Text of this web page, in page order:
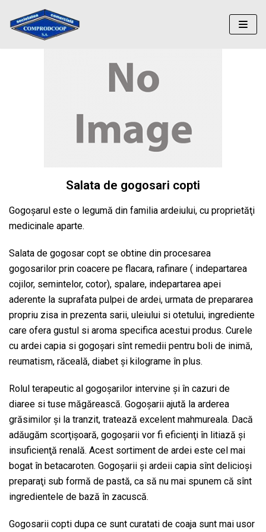
Sari
la
Salata de gogosari copti
Gogoşarul este o legumă din familia ardeiului, cu proprietăţi
medicinale aparte.
Salata de gogosar copt se obtine din procesarea
gogosarilor prin coacere pe flacara, rafinare ( indepartarea
cojilor, semintelor, cotor), spalare, indepartarea apei
aderente la suprafata pulpei de ardei, urmata de prepararea
propriu zisa in prezenta sarii, uleiului si otetului, ingrediente
care ofera gustul si aroma specifica acestui produs. Curele
cu ardei capia si gogoşari sînt remedii pentru boli de inimă,
reumatism, răceală, diabet şi kilograme în plus.
Rolul terapeutic al gogoşarilor intervine şi în cazuri de
diaree si tuse măgărească. Gogoşarii ajută la arderea
grăsimilor şi la tranzit, tratează excelent mahmureala. Dacă
adăugăm scorţişoară, gogoşarii vor fi eficienţi în litiază şi
insuficienţă renală. Acest sortiment de ardei este cel mai
bogat în betacaroten. Gogoşarii şi ardeii capia sînt delicioşi
preparaţi sub formă de pastă, ca să nu mai spunem că sînt
ingredientele de bază în zacuscă.
Gogosarii copti dupa ce sunt curatati de coaja sunt mai usor